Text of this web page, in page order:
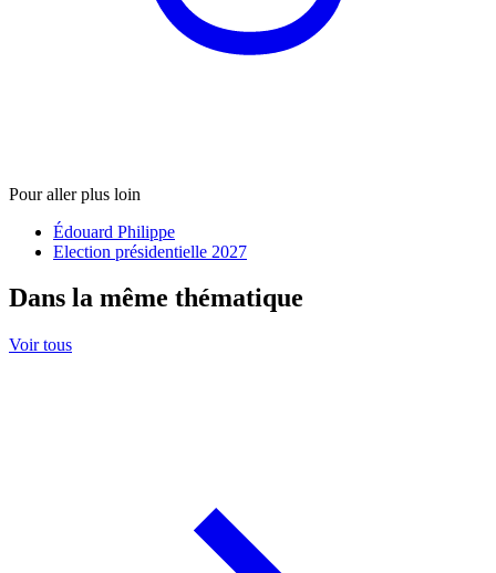
Pour aller plus loin
Édouard Philippe
Election présidentielle 2027
Dans la même thématique
Voir tous